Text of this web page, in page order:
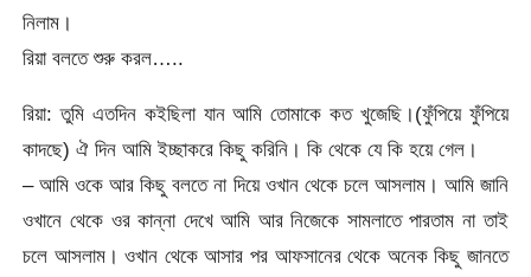
নিলাম।
রিয়া বলতে শুরু করল…..
রিয়া: তুমি এতদিন কইছিলা যান আমি তোমাকে কত খুজেছি।(ফুঁপিয়ে ফুঁপিয়ে
কাদছে) ঐ দিন আমি ইচ্ছাকরে কিছু করিনি। কি থেকে যে কি হয়ে গেল।
– আমি ওকে আর কিছু বলতে না দিয়ে ওখান থেকে চলে আসলাম। আমি জানি
ওখানে থেকে ওর কান্না দেখে আমি আর নিজেকে সামলাতে পারতাম না তাই
চলে আসলাম। ওখান থেকে আসার পর আফসানের থেকে অনেক কিছু জানতে